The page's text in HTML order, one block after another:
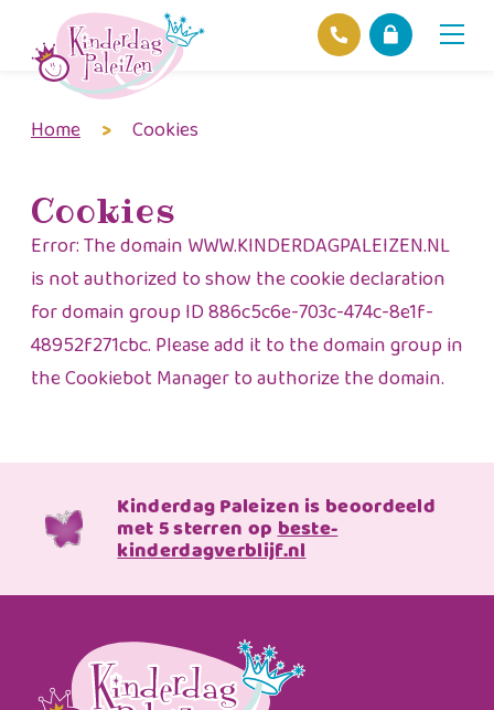
Locaties
Ons beleid
Hofnieuws
Contact
Home > Cookies
Cookies
Error: The domain WWW.KINDERDAGPALEIZEN.NL
is not authorized to show the cookie declaration
for domain group ID 886c5c6e-703c-474c-8e1f-
48952f271cbc. Please add it to the domain group in
the Cookiebot Manager to authorize the domain.
Kinderdag Paleizen is beoordeeld
met 5 sterren opbeste-
kinderdagverblijf.nl